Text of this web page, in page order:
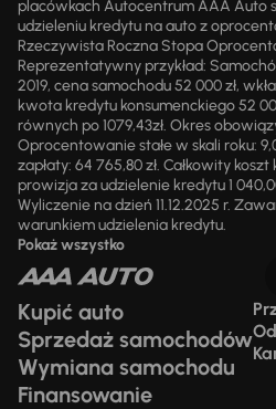
placówkach Autocentrum AAA Auto
udzieleniu kredytu na auto z
Rzeczywista Roczna Stopa
Reprezentatywny przykład:
2019, cena samochodu 52 000 zł,
kwota kredytu konsumenckiego 52
równych po 1079,43zł. Okres
Oprocentowanie stałe w skali roku:
zapłaty: 64 765,80 zł. Całkowity
prowizja za udzielenie kredytu 1
Wyliczenie na dzień 11.12.2025 r.
warunkiem udzielenia kredytu.
Pokaż wszystko
Kupić auto
Sprzedaż samochodów
Wymiana samochodu
Finansowanie